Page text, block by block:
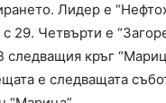
Лидер е
29. Четвърти е
следващия кръг
е следващата